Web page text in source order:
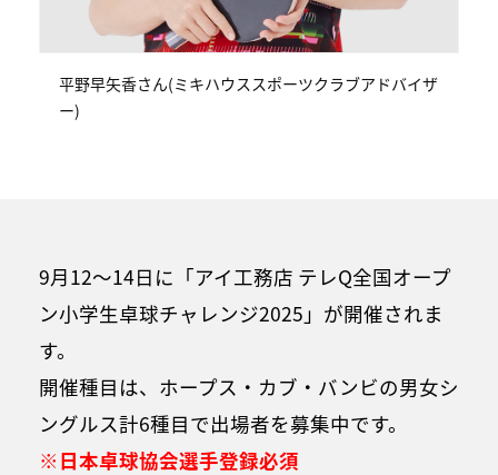
平野早矢香さん(ミキハウススポーツクラブアドバイザ
ー)
9月12～14日に「アイ工務店 テレQ全国オープ
ン小学生卓球チャレンジ2025」が開催されま
す。
開催種目は、ホープス・カブ・バンビの男女シ
ングルス計6種目で出場者を募集中です。
※日本卓球協会選手登録必須